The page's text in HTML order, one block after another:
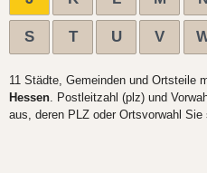
S T U V
11 Städte, Gemeinden und Ortsteile
Hessen . Postleitzahl (plz) und
aus, deren PLZ oder Ortsvorwahl Sie